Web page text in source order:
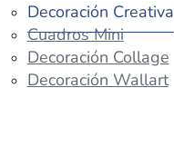
Decoración Creativa
Cuadros Mini
Decoración Collage
Decoración Wallart